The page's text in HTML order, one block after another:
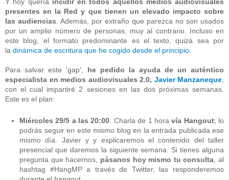
Y hoy quería incidir en todos aquellos medios audiovisuales
presentes en la Red y que tienen un elevado impacto sobre
las audiencias. Además, por extraño que parezca no son usados
por un amplio número de personas, muy al contrario. Incluso en
este blog, el formato predominante es el texto, quizá sea por
la dinámica de escritura que he cogido desde el principio.
Para salvar este 'gap', he pedido la ayuda de un auténtico
especialista en medios audiovisuales 2.0, Javier Manzaneque,
con el cual impartiré 2 sesiones en las dos próximas semanas.
Este es el plan:
Miércoles 29/5 a las 20:00. Charla de 1 horavía Hangout; lo
podrás seguir en este mismo blog en la entrada publicada ese
mismo día. Javier y y explicaremos el contenido del taller
presencial que daremos la siguiente semana. Si tienes alguna
pregunta que hacernos, pásanos hoy mismo tu consulta, al
hashtag #HangMP a través de Twitter, las responderemos